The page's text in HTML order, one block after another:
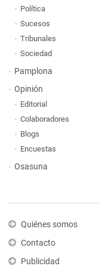
Política
Sucesos
Tribunales
Sociedad
Pamplona
Opinión
Editorial
Colaboradores
Blogs
Encuestas
Osasuna
Quiénes somos
Contacto
Publicidad